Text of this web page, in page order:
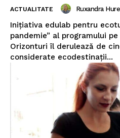
ACTUALITATE Ruxandra
Inițiativa edulab pentru
pandemie” al programului
Orizonturi îl derulează de
considerate ecodestinații...